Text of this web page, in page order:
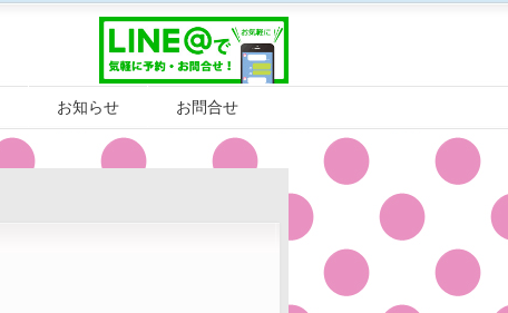
お知らせ お問合せ